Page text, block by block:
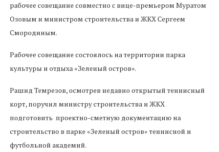
рабочее совещание совместно с вице-премьером Муратом
Озовым и министром строительства и ЖКХ Сергеем
Смородиным.
Рабочее совещание состоялось на территории парка
культуры и отдыха «Зеленый остров».
Рашид Темрезов, осмотрев недавно открытый теннисный
корт, поручил министру строительства и ЖКХ
подготовить проектно-сметную документацию на
строительство в парке «Зеленый остров» теннисной и
футбольной академий.